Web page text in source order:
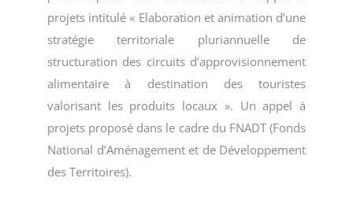
projets intitulé « Elaboration et animation d’une
stratégie territoriale pluriannuelle de
structuration des circuits d’approvisionnement
alimentaire à destination des touristes
valorisant les produits locaux ». Un appel à
projets proposé dans le cadre du FNADT (Fonds
National d’Aménagement et de Développement
des Territoires).